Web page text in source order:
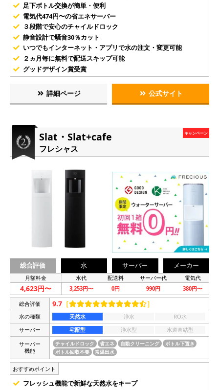
足下ボトル交換が簡単・便利
電気代474円〜の省エネサーバー
３段階で安心のチャイルドロック
静音設計で騒音30％カット
いつでもインターネット・アプリで水の注文・変更可能
２ヵ月毎に無料で配送スキップ可能
グッドデザイン賞受賞
詳細ページ 公式サイト
Slat・Slat+cafe
フレシャス
キャンペーン
総合評価 水 サーバー メーカー
月額料金 水代 配送料 サーバー代 電気代
4,623円〜 3,253円〜 0円 990円 380円〜
総合評価 9.7 ［ ］
水の種類 天然水 浄水
RO水
サーバー
宅配型 浄水型
水道直結型
サーバー
機能
チャイルドロック 省エネ 自動クリーニング
ボトル下置き
ボトル回収不要
常温出水
おすすめポイント
フレッシュ機能で新鮮な天然水をキープ